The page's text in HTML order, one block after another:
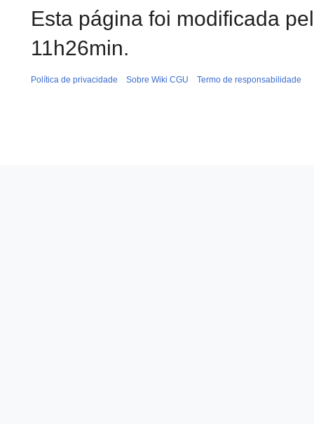
Esta página foi modificada
11h26min.
Política de privacidade Sobre Wiki CGU Termo de responsabilidade